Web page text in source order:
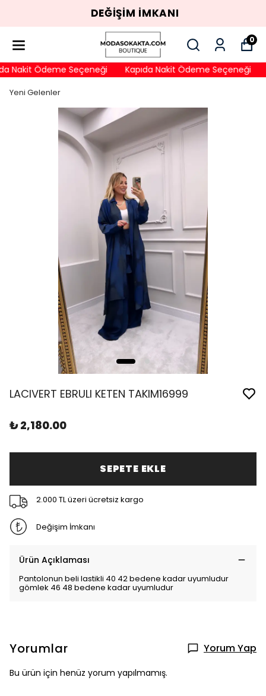
DEĞİŞİM İMKANI
0
Nakit Ödeme Seçeneği Kapıda Nakit Ödeme Seçeneği
Yeni Gelenler
LACIVERT EBRULI KETEN TAKIM16999
₺ 2,180.00
SEPETE EKLE
2.000 TL üzeri ücretsiz kargo
Değişim İmkanı
Ürün Açıklaması
Pantolonun beli lastikli 40 42 bedene kadar uyumludur
gömlek 46 48 bedene kadar uyumludur
Yorumlar Yorum Yap
Bu ürün için henüz yorum yapılmamış.